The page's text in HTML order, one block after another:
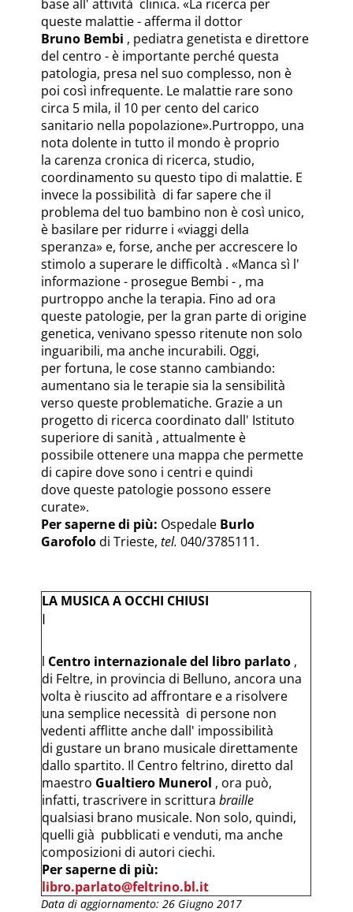
base all' attività clinica. «La ricerca per
queste malattie - afferma il dottor
Bruno Bembi , pediatra genetista e direttore
del centro - è importante perché questa
patologia, presa nel suo complesso, non è
poi così infrequente. Le malattie rare sono
circa 5 mila, il 10 per cento del carico
sanitario nella popolazione».Purtroppo, una
nota dolente in tutto il mondo è proprio
la carenza cronica di ricerca, studio,
coordinamento su questo tipo di malattie. E
invece la possibilità di far sapere che il
problema del tuo bambino non è così unico,
è basilare per ridurre i «viaggi della
speranza» e, forse, anche per accrescere lo
stimolo a superare le difficoltà . «Manca sì l'
informazione - prosegue Bembi - , ma
purtroppo anche la terapia. Fino ad ora
queste patologie, per la gran parte di origine
genetica, venivano spesso ritenute non solo
inguaribili, ma anche incurabili. Oggi,
per fortuna, le cose stanno cambiando:
aumentano sia le terapie sia la sensibilità
verso queste problematiche. Grazie a un
progetto di ricerca coordinato dall' Istituto
superiore di sanità , attualmente è
possibile ottenere una mappa che permette
di capire dove sono i centri e quindi
dove queste patologie possono essere
curate».
Per saperne di più: Ospedale Burlo
Garofolodi Trieste,tel.040/3785111.
LA MUSICA A OCCHI CHIUSI
I
l Centro internazionale del libro parlato ,
di Feltre, in provincia di Belluno, ancora una
volta è riuscito ad affrontare e a risolvere
una semplice necessità di persone non
vedenti afflitte anche dall' impossibilità
di gustare un brano musicale direttamente
dallo spartito. Il Centro feltrino, diretto dal
maestro Gualtiero Munerol , ora può,
infatti, trascrivere in scritturabraille
qualsiasi brano musicale. Non solo, quindi,
quelli già pubblicati e venduti, ma anche
composizioni di autori ciechi.
Per saperne di più:
libro.parlato@feltrino.bl.it
Data di aggiornamento: 26 Giugno 2017